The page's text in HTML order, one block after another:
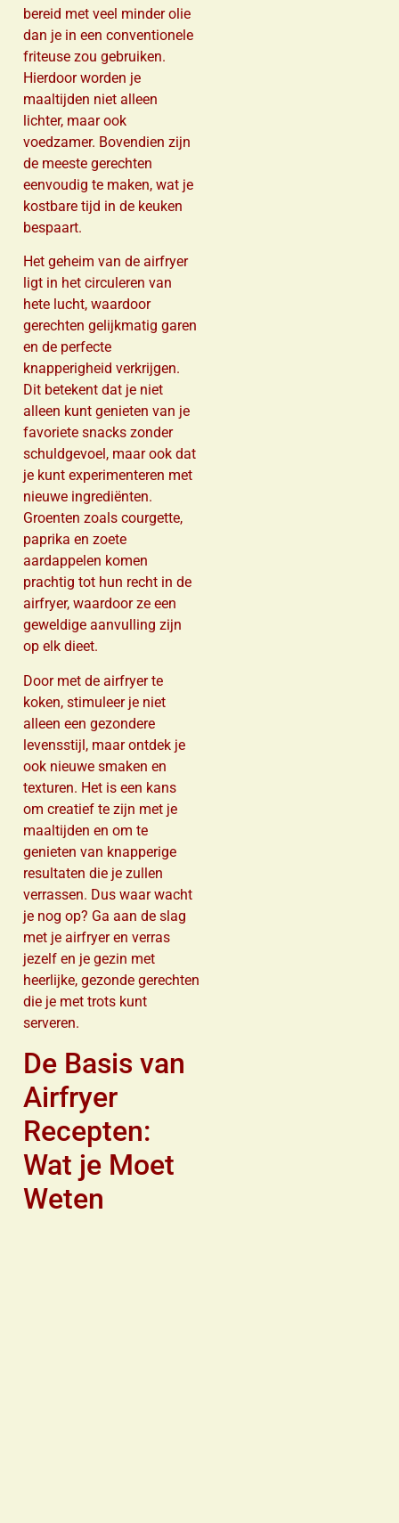
bereid met veel minder olie
dan je in een conventionele
friteuse zou gebruiken.
Hierdoor worden je
maaltijden niet alleen
lichter, maar ook
voedzamer. Bovendien zijn
de meeste gerechten
eenvoudig te maken, wat je
kostbare tijd in de keuken
bespaart.
Het geheim van de airfryer
ligt in het circuleren van
hete lucht, waardoor
gerechten gelijkmatig garen
en de perfecte
knapperigheid verkrijgen.
Dit betekent dat je niet
alleen kunt genieten van je
favoriete snacks zonder
schuldgevoel, maar ook dat
je kunt experimenteren met
nieuwe ingrediënten.
Groenten zoals courgette,
paprika en zoete
aardappelen komen
prachtig tot hun recht in de
airfryer, waardoor ze een
geweldige aanvulling zijn
op elk dieet.
Door met de airfryer te
koken, stimuleer je niet
alleen een gezondere
levensstijl, maar ontdek je
ook nieuwe smaken en
texturen. Het is een kans
om creatief te zijn met je
maaltijden en om te
genieten van knapperige
resultaten die je zullen
verrassen. Dus waar wacht
je nog op? Ga aan de slag
met je airfryer en verras
jezelf en je gezin met
heerlijke, gezonde gerechten
die je met trots kunt
serveren.
De Basis van
Airfryer
Recepten:
Wat je Moet
Weten